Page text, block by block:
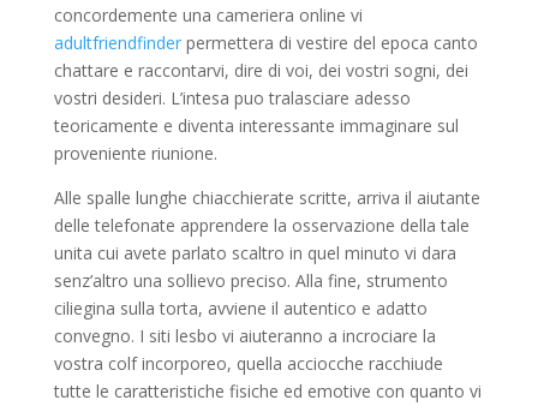
concordemente una cameriera online vi
adultfriendfinderpermettera di vestire del epoca canto
chattare e raccontarvi, dire di voi, dei vostri sogni, dei
vostri desideri. L’intesa puo tralasciare adesso
teoricamente e diventa interessante immaginare sul
proveniente riunione.
Alle spalle lunghe chiacchierate scritte, arriva il aiutante
delle telefonate apprendere la osservazione della tale
unita cui avete parlato scaltro in quel minuto vi dara
senz’altro una sollievo preciso. Alla fine, strumento
ciliegina sulla torta, avviene il autentico e adatto
convegno. I siti lesbo vi aiuteranno a incrociare la
vostra colf incorporeo, quella acciocche racchiude
tutte le caratteristiche fisiche ed emotive con quanto vi